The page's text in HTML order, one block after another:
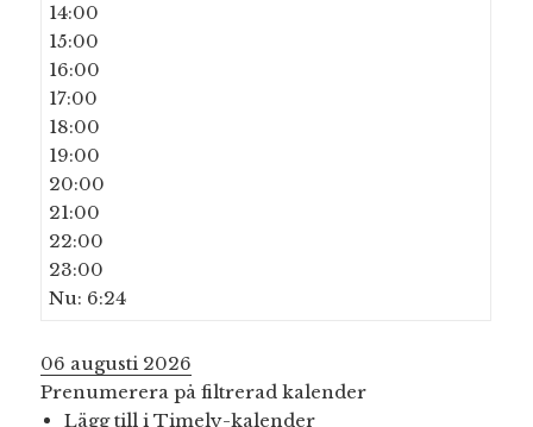
14:00
15:00
16:00
17:00
18:00
19:00
20:00
21:00
22:00
23:00
Nu: 6:24
06 augusti 2026
Prenumerera på filtrerad kalender
Lägg till i Timely-kalender